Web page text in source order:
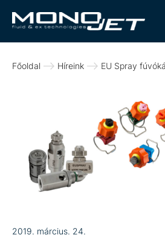
Főoldal Híreink EU Spray
2019. március. 24.